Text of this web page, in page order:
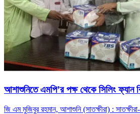
আশাশুনিতে এমপি’র পক্ষ থেকে সিলিং ফ্যান
জি এম মুজিবুর রহমান, আশাশুনি (সাতক্ষীরা) :